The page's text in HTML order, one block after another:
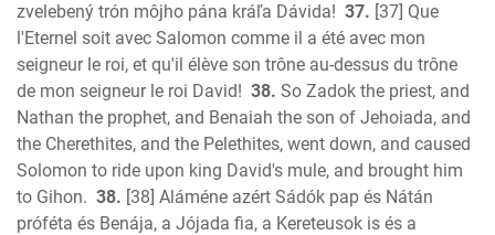
zvelebený trón môjho pána kráľa Dávida! 37. [37] Que
l'Eternel soit avec Salomon comme il a été avec mon
seigneur le roi, et qu'il élève son trône au-dessus du trône
de mon seigneur le roi David! 38. So Zadok the priest, and
Nathan the prophet, and Benaiah the son of Jehoiada, and
the Cherethites, and the Pelethites, went down, and caused
Solomon to ride upon king David's mule, and brought him
to Gihon. 38. [38] Aláméne azért Sádók pap és Nátán
próféta és Benája, a Jójada fia, a Kereteusok is és a